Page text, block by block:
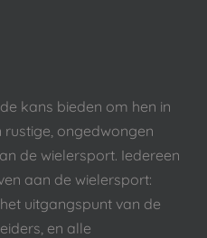
kans bieden om hen in
ongedwongen
de wielersport. Iedereen
aan de wielersport:
uitgangspunt van de
en alle